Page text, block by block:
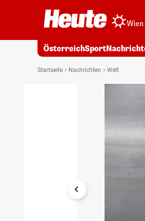
Wien
ÖsterreichSport
Startseite Nachrichten Welt
1/14